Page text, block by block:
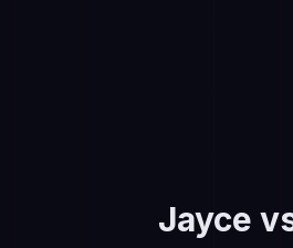
Jayce